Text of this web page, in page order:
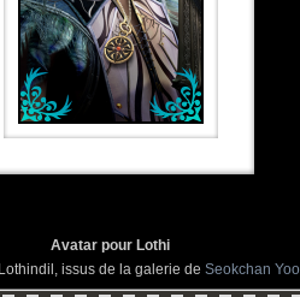
Avatar pour Lothi
issus de la galerie de Seokchan Yoo